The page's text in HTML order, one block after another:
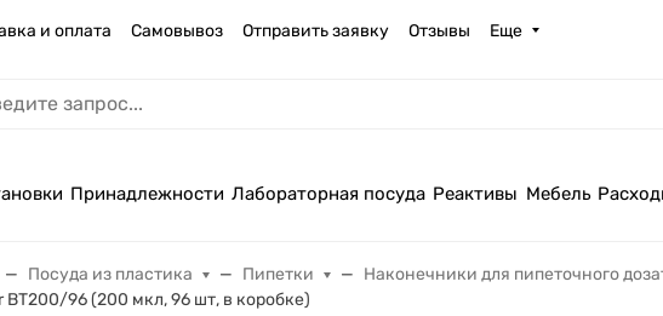
и оплата Самовывоз Отправить заявку Отзывы Еще
Принадлежности Лабораторная посуда Реактивы Мебель
Посуда из пластика Пипетки
Наконечники для пипеточного
96 (200 мкл, 96 шт, в коробке)